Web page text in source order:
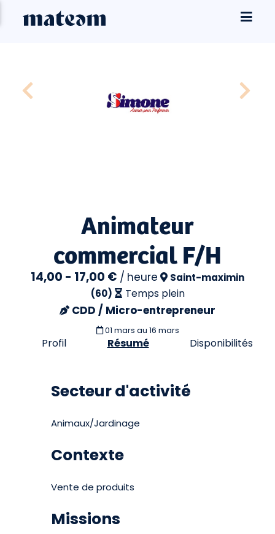
Animateur
commercial F/H
14,00 - 17,00 € / heure
Saint-maximin
(60)
Temps plein
CDD / Micro-entrepreneur
01 mars au 16 mars
Profil Résumé Disponibilités
Secteur d'activité
Animaux/Jardinage
Contexte
Vente de produits
Missions